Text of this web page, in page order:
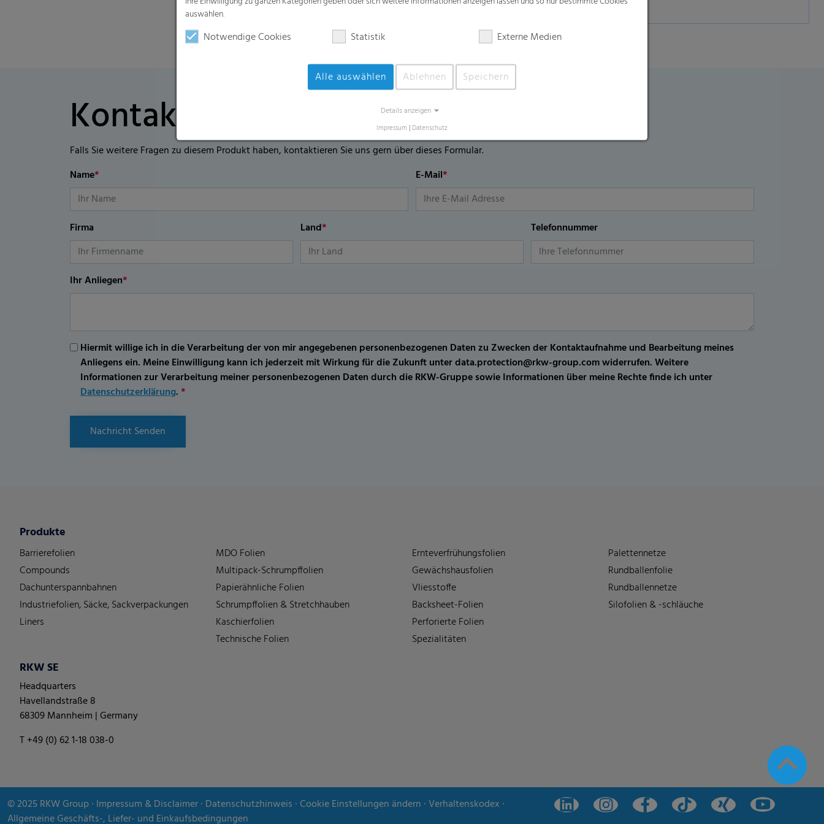
Kontaktformular
Falls Sie weitere Fragen zu diesem Produkt haben, kontaktieren Sie uns gern über dieses Formular.
Name* E-Mail*
Firma Land* Telefonnummer
Ihr Anliegen*
Hiermit willige ich in die Verarbeitung der von mir angegebenen personenbezogenen Daten zu Zwecken der Kontaktaufnahme und Bearbeitung meines
Anliegens ein. Meine Einwilligung kann ich jederzeit mit Wirkung für die Zukunft unter data.protection@rkw-group.com widerrufen. Weitere
Informationen zur Verarbeitung meiner personenbezogenen Daten durch die RKW-Gruppe sowie Informationen über meine Rechte finde ich unter
Datenschutzerklärung.*
Nachricht Senden
auswählen.
Notwendige Cookies Statistik Externe Medien
Alle auswählen Ablehnen Speichern
Details anzeigen
Impressum | Datenschutz
Produkte
Barrierefolien
Compounds
Dachunterspannbahnen
Industriefolien, Säcke, Sackverpackungen
Liners
MDO Folien
Multipack-Schrumpffolien
Papierähnliche Folien
Schrumpffolien & Stretchhauben
Kaschierfolien
Technische Folien
Ernteverfrühungsfolien
Gewächshausfolien
Vliesstoffe
Backsheet-Folien
Perforierte Folien
Spezialitäten
Palettennetze
Rundballenfolie
Rundballennetze
Silofolien & -schläuche
RKW SE
Headquarters
Havellandstraße 8
68309 Mannheim | Germany
T +49 (0) 62 1-18 038-0
© 2025RKW Group∙ Impressum & Disclaimer∙ Datenschutzhinweis ∙Cookie Einstellungen ändern ∙Verhaltenskodex ∙
Allgemeine Geschäfts-, Liefer- und Einkaufsbedingungen